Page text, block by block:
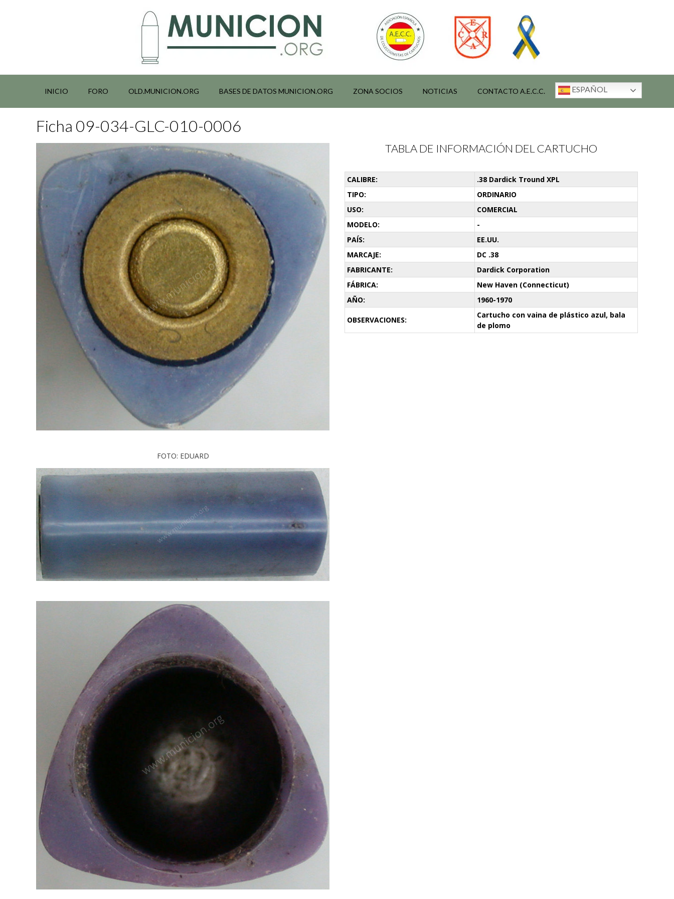
INICIO FORO OLD.MUNICION.ORG BASES DE DATOS MUNICION.ORG ZONA SOCIOS NOTICIAS CONTACTO A.E.C.C. ESPAÑOL
Ficha 09-034-GLC-010-0006
FOTO: EDUARD
TABLA DE INFORMACIÓN DEL CARTUCHO
CALIBRE:
.38 Dardick Tround XPL
TIPO:
ORDINARIO
USO:
COMERCIAL
MODELO:
-
PAÍS:
EE.UU.
MARCAJE:
DC .38
FABRICANTE:
Dardick Corporation
FÁBRICA:
New Haven (Connecticut)
AÑO:
1960-1970
OBSERVACIONES:
Cartucho con vaina de plástico azul, bala
de plomo